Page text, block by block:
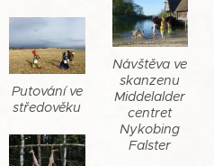
Návštěva ve
skanzenu
Middelalder
centret
Nykobing
Falster
Putování ve
středověku